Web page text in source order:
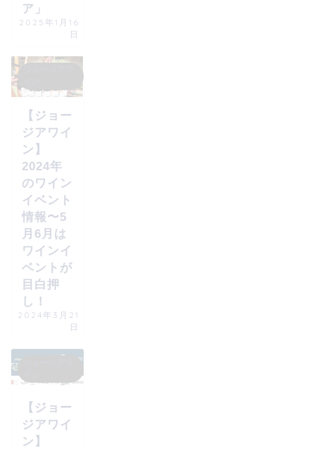
ア」
2025年1月16
日
【ジョー
ジアワイ
ン】
2024年
のワイン
イベント
情報〜5
月6月は
ワインイ
ベントが
目白押
し！
2024年3月21
日
【ジョー
ジアワイ
ン】